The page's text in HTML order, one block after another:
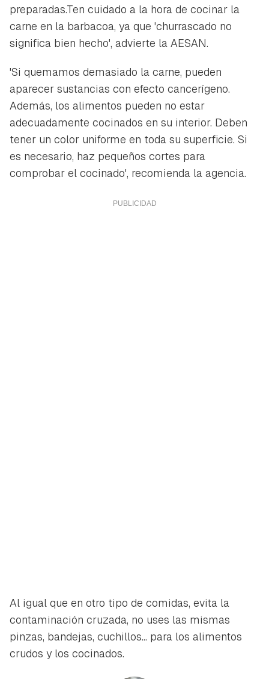
preparadas.Ten cuidado a la hora de cocinar la
carne en la barbacoa, ya que 'churrascado no
significa bien hecho', advierte la AESAN.
'Si quemamos demasiado la carne, pueden
aparecer sustancias con efecto cancerígeno.
Además, los alimentos pueden no estar
adecuadamente cocinados en su interior. Deben
tener un color uniforme en toda su superficie. Si
es necesario, haz pequeños cortes para
comprobar el cocinado', recomienda la agencia.
Al igual que en otro tipo de comidas, evita la
contaminación cruzada, no uses las mismas
pinzas, bandejas, cuchillos... para los alimentos
crudos y los cocinados.